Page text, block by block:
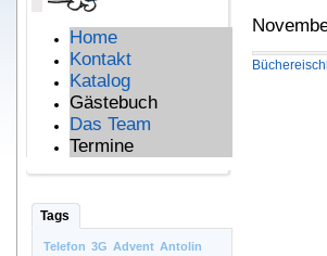
Home
Kontakt
Katalog
Gästebuch
Das Team
Termine
Tags
Telefon 3G Advent Antolin